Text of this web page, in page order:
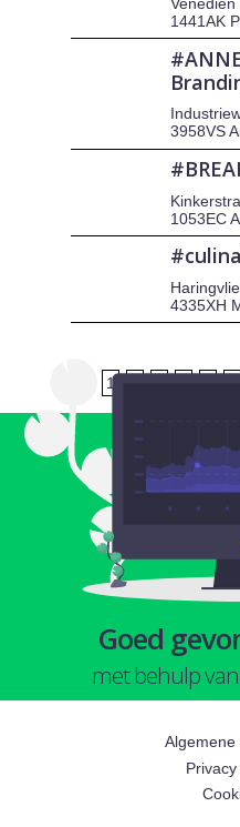
1441AK
3958VS
1053EC
4335XH
1
Goed
met behulp
Algemene